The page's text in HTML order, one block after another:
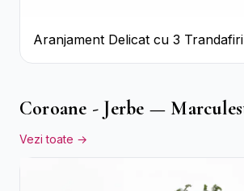
Aranjament Delicat cu 3 Trandafiri
Roz în Cutie Albă
Coroane - Jerbe —
Vezi toate →